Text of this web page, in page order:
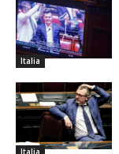
Italia
Italia